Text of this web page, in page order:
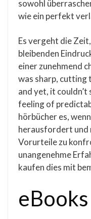
sowohl
wie ein perfekt
Es vergeht die
bleibenden
einer zunehmend
was sharp, cutting
and yet, it
feeling of
hörbücher es,
herausfordert und
Vorurteile zu
unangenehme
kaufen dies mit